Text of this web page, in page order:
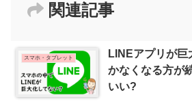
関連記事
スマホ・タブレット
LINEアプリが巨
かなくなる方が
いい?